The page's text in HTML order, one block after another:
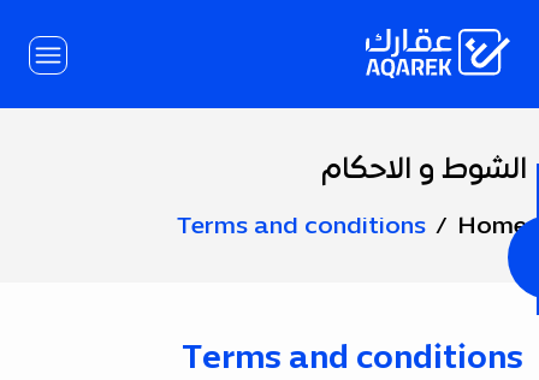
Page
الشوط و الاحكام
Home
Terms and conditions
Terms and conditions